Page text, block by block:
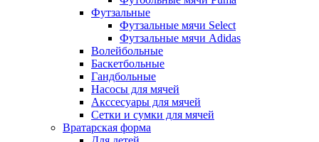
Футзальные
Футзальные мячи Select
Футзальные мячи Adidas
Волейбольные
Баскетбольные
Гандбольные
Насосы для мячей
Акссесуары для мячей
Сетки и сумки для мячей
Вратарская форма